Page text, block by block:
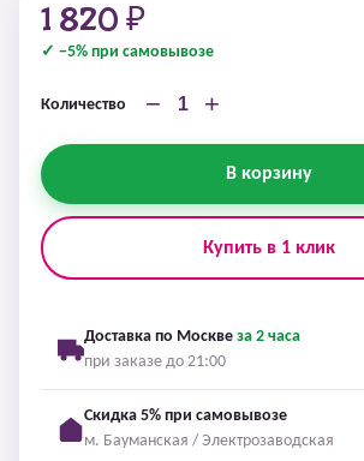
1 820 ₽
✓ −5% при самовывозе
Количество − +
В корзину
Купить в 1 клик
Доставка по Москве за 2 часа
при заказе до 21:00
Скидка 5% при самовывозе
м. Бауманская / Электрозаводская